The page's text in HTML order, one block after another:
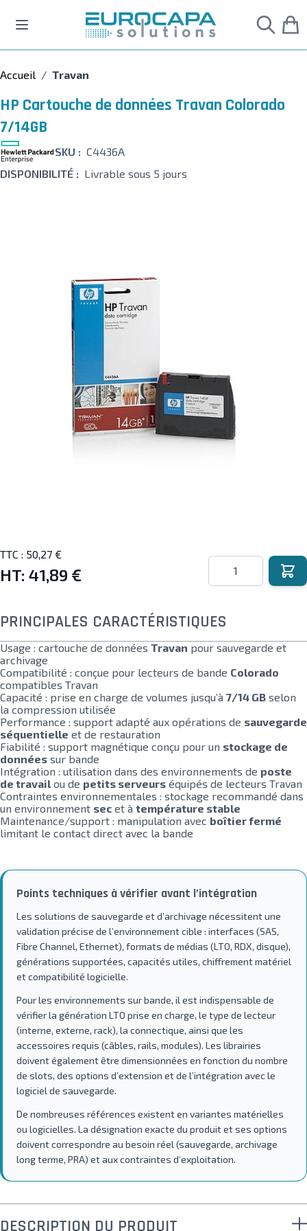
Accueil / Travan
HP Cartouche de données Travan Colorado
7/14GB
SKU : C4436A
DISPONIBILITÉ : Livrable sous 5 jours
TTC : 50,27 €
HT: 41,89 €
Quantité
PRINCIPALES CARACTÉRISTIQUES
Usage : cartouche de données Travan pour sauvegarde et
archivage
Compatibilité : conçue pour lecteurs de bande Colorado
compatibles Travan
Capacité : prise en charge de volumes jusqu’à 7/14 GB selon
la compression utilisée
Performance : support adapté aux opérations de sauvegarde
séquentielle et de restauration
Fiabilité : support magnétique conçu pour un stockage de
données sur bande
Intégration : utilisation dans des environnements de poste
de travail ou de petits serveurs équipés de lecteurs Travan
Contraintes environnementales : stockage recommandé dans
un environnement sec et à température stable
Maintenance/support : manipulation avec boîtier fermé
limitant le contact direct avec la bande
Points techniques à vérifier avant l’intégration
Les solutions de sauvegarde et d’archivage nécessitent une
validation précise de l’environnement cible : interfaces (SAS,
Fibre Channel, Ethernet), formats de médias (LTO, RDX, disque),
générations supportées, capacités utiles, chiffrement matériel
et compatibilité logicielle.
Pour les environnements sur bande, il est indispensable de
vérifier la génération LTO prise en charge, le type de lecteur
(interne, externe, rack), la connectique, ainsi que les
accessoires requis (câbles, rails, modules). Les librairies
doivent également être dimensionnées en fonction du nombre
de slots, des options d’extension et de l’intégration avec le
logiciel de sauvegarde.
De nombreuses références existent en variantes matérielles
ou logicielles. La désignation exacte du produit et ses options
doivent correspondre au besoin réel (sauvegarde, archivage
long terme, PRA) et aux contraintes d’exploitation.
DESCRIPTION DU PRODUIT